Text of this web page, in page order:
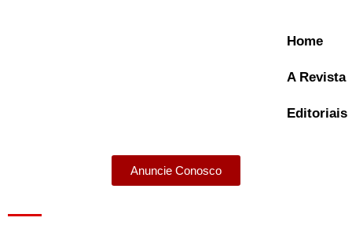
Home
A Revista
Editoriais
Anuncie Conosco